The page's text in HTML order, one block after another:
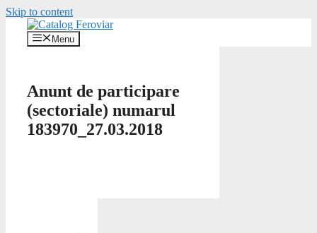
Skip to content
Menu
Anunt de participare
(sectoriale) numarul
183970_27.03.2018